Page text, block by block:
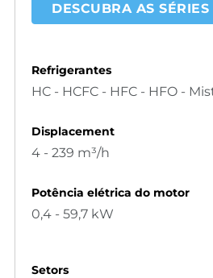
DESCUBRA AS SÉRIES
Refrigerantes
HC - HCFC - HFC - HFO -
Displacement
4 - 239 m³/h
Potência elétrica do motor
0,4 - 59,7 kW
Setors